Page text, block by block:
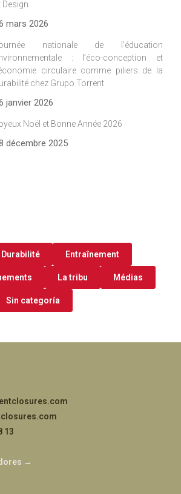
Design
mars 2026
nationale de l’éducation
: l’éco-conception et
circulaire comme piliers de la
chez Grupo Torrent
janvier 2026
Noël et Bonne Année 2026
décembre 2025
Durabilité Entraînement
La tribu Médias
Sin categoría
13
→